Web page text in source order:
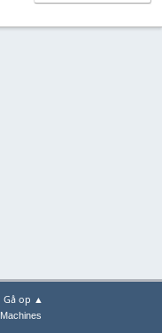
Gå op ▲